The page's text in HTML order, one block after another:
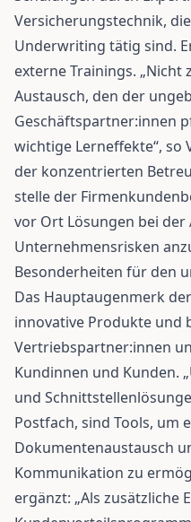
Versicherungstechnik,
Underwriting tätig sind.
externe Trainings. „Nicht
Austausch, den der
Geschäftspartner:innen
wichtige Lerneffekte“, so
der konzentrierten
stelle der
vor Ort Lösungen bei der
Unternehmensrisken
Besonderheiten für den
Das Hauptaugenmerk
innovative Produkte und
Vertriebspartner:innen
Kundinnen und Kunden.
und
Postfach, sind Tools, um
Dokumentenaustausch
Kommunikation zu
ergänzt: „Als zusätzliche